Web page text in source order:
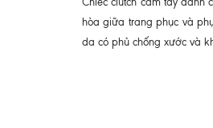
hòa giữa trang phục và
da có phủ chống xước và